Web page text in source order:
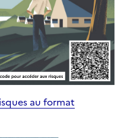
au format